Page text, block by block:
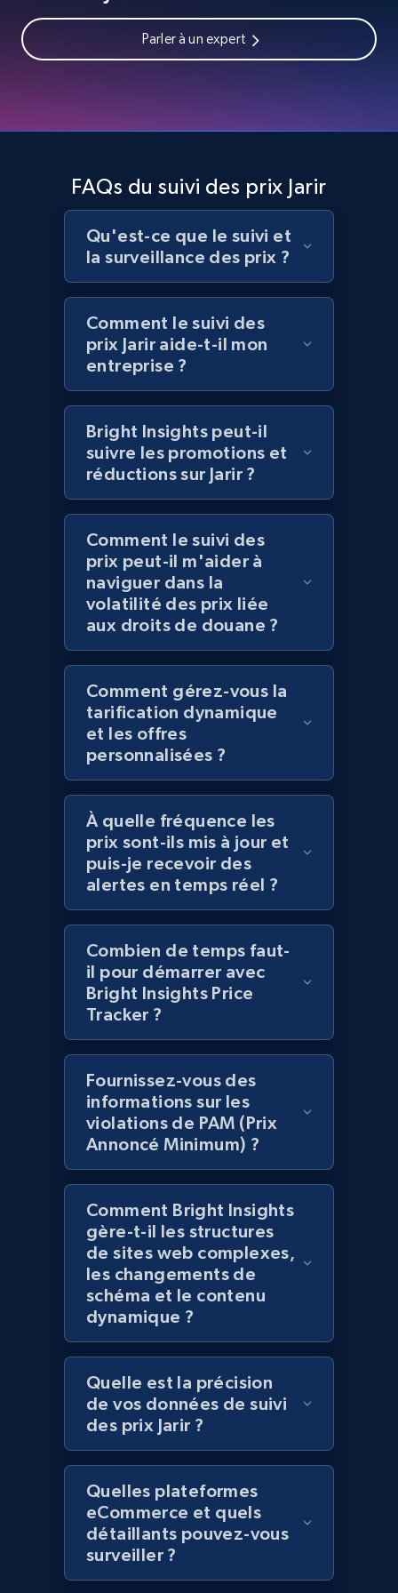
more.
Collecting products by keyword search
Title, Seller name, Brand, Description, Initial
price, Currency, Availability, Reviews count, and
2.1K+ 375+ Commencer
Amazon products global dataset - Collects
products by best sellers category URL
Title, Seller name, Brand, Description, Initial
price, Currency, Availability, Reviews count, and
2.1K+ 375+ Commencer
Amazon products global dataset - Collect
Amazon products by seller URL
Title, Seller name, Brand, Description, Initial
price, Currency, Availability, Reviews count, and
2.1K+ 375+
Amazon products global dataset - Collect
products from Brands URLs
Title, Seller name, Brand, Description, Initial
price, Currency, Availability, Reviews count, and
2.1K+ 375+ Commencer
Home Depot US
URL, Domain, Country code, Model number,
Sku, Product id, Product name, Manufacturer,
and more.
2.1K+ 353+ Commencer
Home Depot US - Gather data on products
using specified keywords
URL, Domain, Country code, Model number,
Sku, Product id, Product name, Manufacturer,
and more.
2.1K+ 353+ Commencer
specified URL
URL, Domain, Country code, Model number,
Sku, Product id, Product name, Manufacturer,
Parler à un expert
FAQs du suivi des prix Jarir
Qu'est-ce que le suivi et
la surveillance des prix ?
Comment le suivi des
prix Jarir aide-t-il mon
entreprise ?
Bright Insights peut-il
suivre les promotions et
réductions sur Jarir ?
Comment le suivi des
prix peut-il m'aider à
naviguer dans la
volatilité des prix liée
aux droits de douane ?
Comment gérez-vous la
tarification dynamique
et les offres
personnalisées ?
À quelle fréquence les
prix sont-ils mis à jour et
puis-je recevoir des
alertes en temps réel ?
Combien de temps faut-
il pour démarrer avec
Bright Insights Price
Tracker ?
Fournissez-vous des
informations sur les
violations de PAM (Prix
Annoncé Minimum) ?
Comment Bright Insights
gère-t-il les structures
de sites web complexes,
les changements de
schéma et le contenu
dynamique ?
Quelle est la précision
de vos données de suivi
des prix Jarir ?
Quelles plateformes
eCommerce et quels
détaillants pouvez-vous
surveiller ?